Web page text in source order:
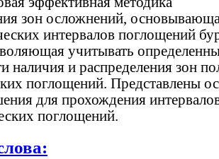
зон осложнений,
интервалов поглощений
учитывать
наличия и распределения зон
поглощений. Представлены
для прохождения
поглощений.